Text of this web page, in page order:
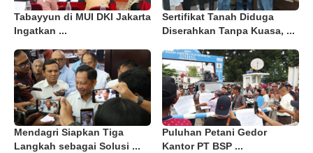
Tabayyun di MUI DKI Jakarta
Ingatkan ...
Sertifikat Tanah Diduga
Diserahkan Tanpa Kuasa, ...
Mendagri Siapkan Tiga
Langkah sebagai Solusi ...
Puluhan Petani Gedor
Kantor PT BSP ...